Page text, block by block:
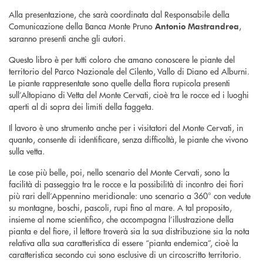
Alla presentazione, che sarà coordinata dal Responsabile della
Comunicazione della Banca Monte Pruno Antonio Mastrandrea,
saranno presenti anche gli autori.
Questo libro è per tutti coloro che amano conoscere le piante del
territorio del Parco Nazionale del Cilento, Vallo di Diano ed Alburni.
Le piante rappresentate sono quelle della flora rupicola presenti
sull’Altopiano di Vetta del Monte Cervati, cioè tra le rocce ed i luoghi
aperti al di sopra dei limiti della faggeta.
Il lavoro è uno strumento anche per i visitatori del Monte Cervati, in
quanto, consente di identificare, senza difficoltà, le piante che vivono
sulla vetta.
Le cose più belle, poi, nello scenario del Monte Cervati, sono la
facilità di passeggio tra le rocce e la possibilità di incontro dei fiori
più rari dell’Appennino meridionale: uno scenario a 360° con vedute
su montagne, boschi, pascoli, rupi fino al mare. A tal proposito,
insieme al nome scientifico, che accompagna l’illustrazione della
pianta e del fiore, il lettore troverà sia la sua distribuzione sia la nota
relativa alla sua caratteristica di essere “pianta endemica”, cioè la
caratteristica secondo cui sono esclusive di un circoscritto territorio.